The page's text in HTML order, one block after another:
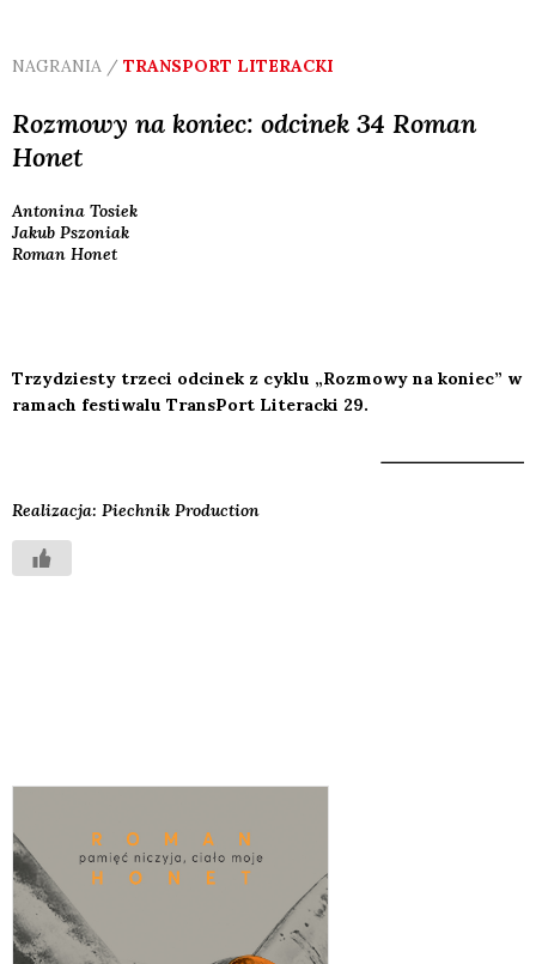
NAGRANIA / TRANSPORT LITERACKI
Rozmowy na koniec: odcinek 34 Roman
Honet
Antonina Tosiek
Jakub Pszoniak
Roman Honet
Trzydziesty trzeci odcinek z cyklu „Rozmowy na koniec” w
ramach festiwalu TransPort Literacki 29.
Realizacja: Piechnik Production